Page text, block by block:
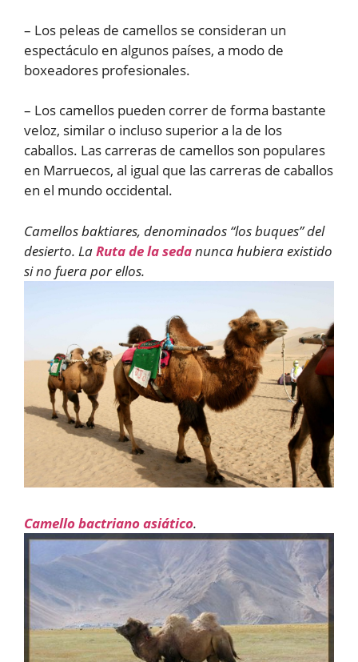
– Los peleas de camellos se consideran un
espectáculo en algunos países, a modo de
boxeadores profesionales.
– Los camellos pueden correr de forma bastante
veloz, similar o incluso superior a la de los
caballos. Las carreras de camellos son populares
en Marruecos, al igual que las carreras de caballos
en el mundo occidental.
Camellos baktiares, denominados “los buques” del
desierto. LaRuta de la sedanunca hubiera existido
si no fuera por ellos.
Camello bactriano asiático.